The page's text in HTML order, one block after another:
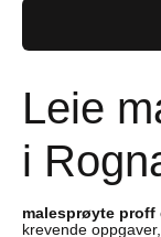
Leie
i
malesprøyte proff
krevende